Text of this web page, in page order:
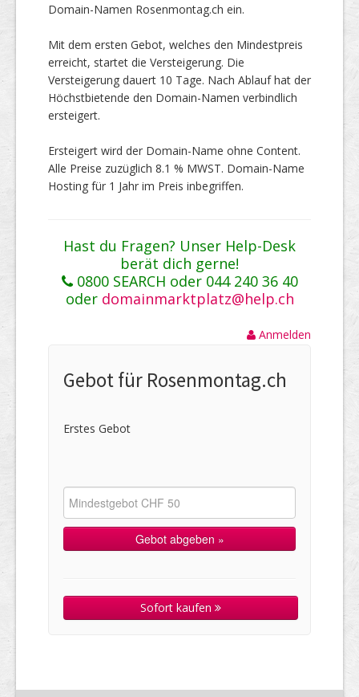
Domain-Namen Rosenmontag.ch ein.
Mit dem ersten Gebot, welches den Mindestpreis
erreicht, startet die Versteigerung. Die
Versteigerung dauert 10 Tage. Nach Ablauf hat der
Höchstbietende den Domain-Namen verbindlich
ersteigert.
Ersteigert wird der Domain-Name ohne Content.
Alle Preise zuzüglich 8.1 % MWST. Domain-Name
Hosting für 1 Jahr im Preis inbegriffen.
Hast du Fragen? Unser Help-Desk
berät dich gerne!
0800 SEARCH oder 044 240 36 40
oder domainmarktplatz@help.ch
Anmelden
Gebot für Rosenmontag.ch
Erstes Gebot
Sofort kaufen